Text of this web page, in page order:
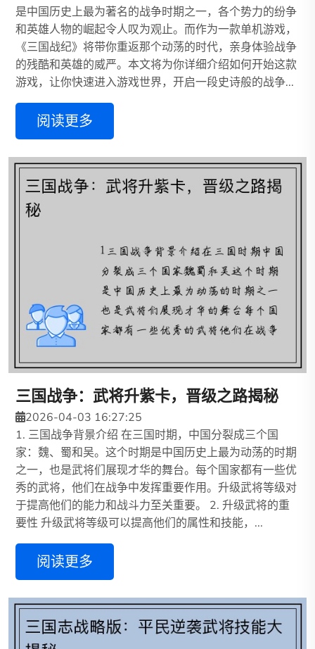
是中国历史上最为著名的战争时期之一，各个势力的纷争
和英雄人物的崛起令人叹为观止。而作为一款单机游戏，
《三国战纪》将带你重返那个动荡的时代，亲身体验战争
的残酷和英雄的威严。本文将为你详细介绍如何开始这款
游戏，让你快速进入游戏世界，开启一段史诗般的战争...
阅读更多
三国战争：武将升紫卡，晋级之路揭秘
2026-04-03 16:27:25
1. 三国战争背景介绍 在三国时期，中国分裂成三个国
家：魏、蜀和吴。这个时期是中国历史上最为动荡的时期
之一，也是武将们展现才华的舞台。每个国家都有一些优
秀的武将，他们在战争中发挥重要作用。升级武将等级对
于提高他们的能力和战斗力至关重要。 2. 升级武将的重
要性 升级武将等级可以提高他们的属性和技能，...
阅读更多